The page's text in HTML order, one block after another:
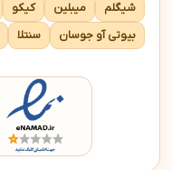
شیگلم میبلین کیکو
بیوتی آو جوسان
سنتلا